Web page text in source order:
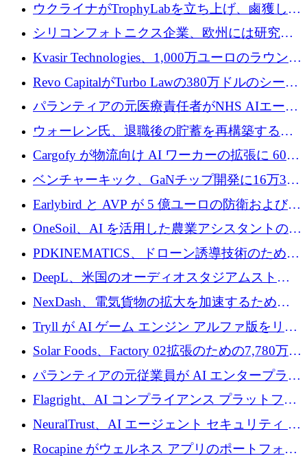
に警告
ウクライナがTrophyLabを立ち上げ、鹵獲した
ロシア兵器を戦場の研究開発プラットフォー
ムに変える
シリコンフォトニクス企業、欧州には研究を
商業的に成功させるためのインフラが不足し
Kvasir Technologies、1,000万ユーロのラウンド
で成長を促進
Revo CapitalがTurbo Lawの380万ドルのシード
ラウンドを主導し、訴訟プラットフォームを
パランティアの元医療責任者がNHS AIエージ
ェントの立ち上げに1,000万ポンドを調達
ウォーレン氏、退職後の貯蓄を再構築するた
めに1,000万ユーロを調達
Cargofy が物流向け AI ワーカーの拡張に 600
万ドルを獲得
ベンチャーキック、GaNチップ開発に16万3千
ユーロでMinisaを支援
Earlybird と AVP が 5 億ユーロの防衛および二
重用途の成長基金である E2D を立ち上げる
OneSoil、AI を活用した農業アシスタントの拡
大に​​ 100 万ユーロを確保
PDKINEMATICS、ドローン誘導技術のために
200 万ユーロを調達
DeepL、米国のオーディオスタジアムストリ
ーミング事業Mixhaloを買収
NexDash、電気貨物の拡大を加速するために
EIT Urban Mobilityから250万ユーロを確保
Tryll が AI ゲーム エンジン アルファ版をリリ
ースし、60 万ドルのプレシード資金を確保
Solar Foods、Factory 02拡張のための7,780万ユ
ーロの資金調達パッケージを獲得
パランティアの元従業員が AI エンタープライ
ズ スタートアップの Conduct に 6,000 万ドル
を調達
Flagright、AI コンプライアンス プラットフォ
ームを拡張するためにシリーズ A で 1,250 万
ドルを確保
NeuralTrust、AI エージェント セキュリティ プ
ラットフォームの拡張に 2,000 万ドルを調達
Rocapine がウェルネス アプリのポートフォリ